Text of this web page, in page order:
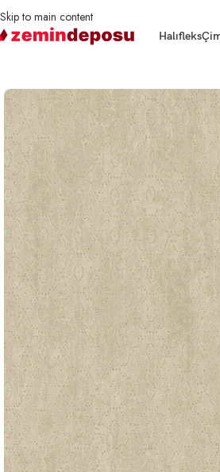
Skip to main content
Halıfleks